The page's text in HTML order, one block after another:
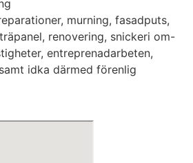
murning, fasadputs,
renovering, snickeri om-
entreprenadarbeten,
idka därmed förenlig